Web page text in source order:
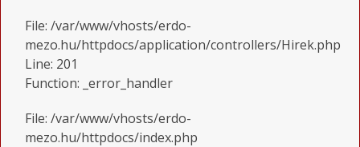
File: /var/www/vhosts/erdo-
mezo.hu/httpdocs/application/controllers/Hirek.php
Line: 201
Function: _error_handler
File: /var/www/vhosts/erdo-
mezo.hu/httpdocs/index.php